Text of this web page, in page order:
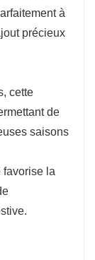
à
précieux
cette
de
saisons
favorise la